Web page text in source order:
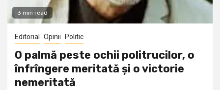
3 min read
Editorial Opinii Politic
O palmă peste ochii politrucilor, o
înfrîngere meritată și o victorie
nemeritată